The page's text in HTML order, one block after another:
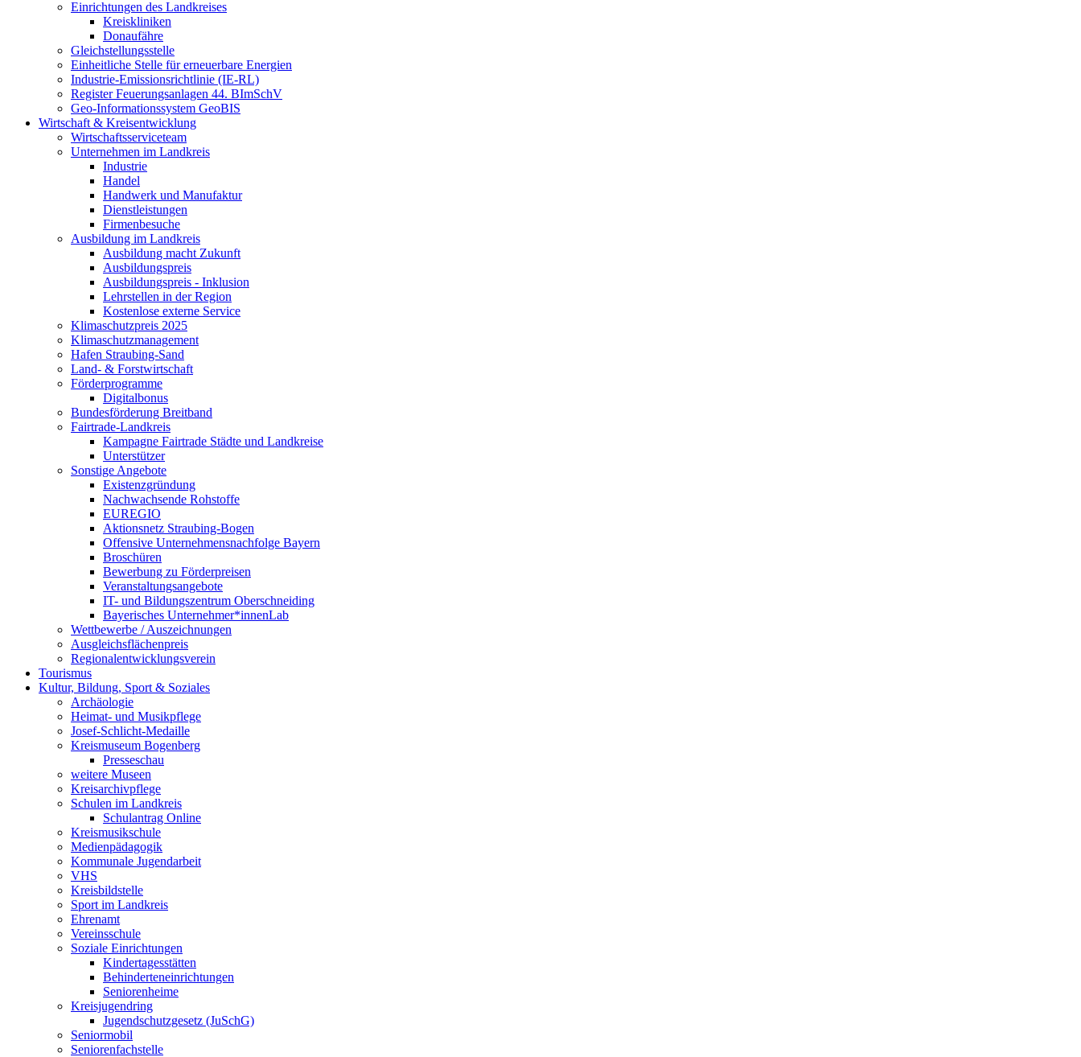
Einrichtungen des Landkreises
Kreiskliniken
Donaufähre
Gleichstellungsstelle
Einheitliche Stelle für erneuerbare Energien
Industrie-Emissionsrichtlinie (IE-RL)
Register Feuerungsanlagen 44. BImSchV
Geo-Informationssystem GeoBIS
Wirtschaft & Kreisentwicklung
Wirtschaftsserviceteam
Unternehmen im Landkreis
Industrie
Handel
Handwerk und Manufaktur
Dienstleistungen
Firmenbesuche
Ausbildung im Landkreis
Ausbildung macht Zukunft
Ausbildungspreis
Ausbildungspreis - Inklusion
Lehrstellen in der Region
Kostenlose externe Service
Klimaschutzpreis 2025
Klimaschutzmanagement
Hafen Straubing-Sand
Land- & Forstwirtschaft
Förderprogramme
Digitalbonus
Bundesförderung Breitband
Fairtrade-Landkreis
Kampagne Fairtrade Städte und Landkreise
Unterstützer
Sonstige Angebote
Existenzgründung
Nachwachsende Rohstoffe
EUREGIO
Aktionsnetz Straubing-Bogen
Offensive Unternehmensnachfolge Bayern
Broschüren
Bewerbung zu Förderpreisen
Veranstaltungsangebote
IT- und Bildungszentrum Oberschneiding
Bayerisches Unternehmer*innenLab
Wettbewerbe / Auszeichnungen
Ausgleichsflächenpreis
Regionalentwicklungsverein
Tourismus
Kultur, Bildung, Sport & Soziales
Archäologie
Heimat- und Musikpflege
Josef-Schlicht-Medaille
Kreismuseum Bogenberg
Presseschau
weitere Museen
Kreisarchivpflege
Schulen im Landkreis
Schulantrag Online
Kreismusikschule
Medienpädagogik
Kommunale Jugendarbeit
VHS
Kreisbildstelle
Sport im Landkreis
Ehrenamt
Vereinsschule
Soziale Einrichtungen
Kindertagesstätten
Behinderteneinrichtungen
Seniorenheime
Kreisjugendring
Jugendschutzgesetz (JuSchG)
Seniormobil
Seniorenfachstelle